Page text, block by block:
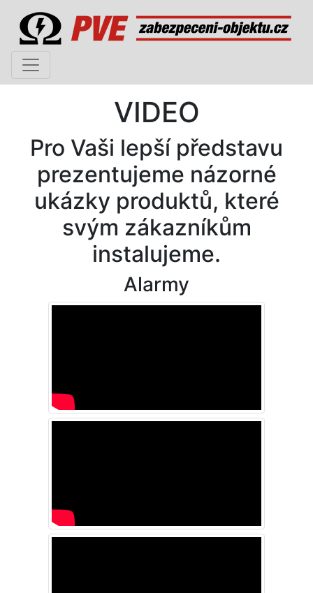
VIDEO
Pro Vaši lepší představu
prezentujeme názorné
ukázky produktů, které
svým zákazníkům
instalujeme.
Alarmy